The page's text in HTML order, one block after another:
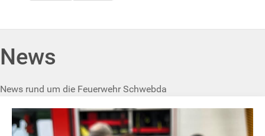
News
News rund um die Feuerwehr Schwebda